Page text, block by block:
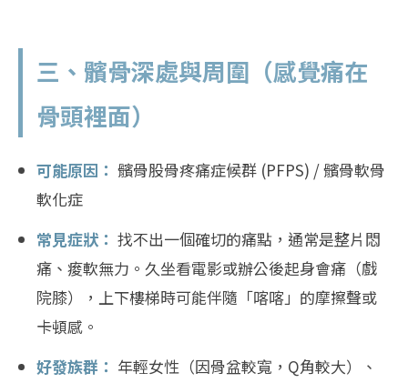
三、髕骨深處與周圍（感覺痛在
骨頭裡面）
可能原因： 髕骨股骨疼痛症候群 (PFPS) / 髕骨軟骨
軟化症
常見症狀： 找不出一個確切的痛點，通常是整片悶
痛、痠軟無力。久坐看電影或辦公後起身會痛（戲
院膝），上下樓梯時可能伴隨「喀喀」的摩擦聲或
卡頓感。
好發族群： 年輕女性（因骨盆較寬，Q角較大）、